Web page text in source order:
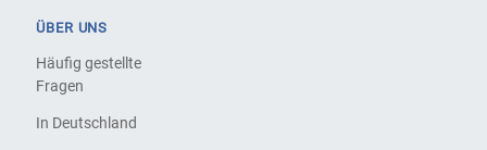
ÜBER UNS
Häufig gestellte
Fragen
In Deutschland